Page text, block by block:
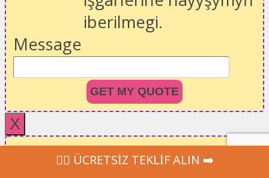
iberilmegi.
Message
GET MY QUOTE
X
ÜCRETSİZ TEKLİF
‍👩‍⚕ ÜCRETSİZ TEKLİF ALIN ➡️